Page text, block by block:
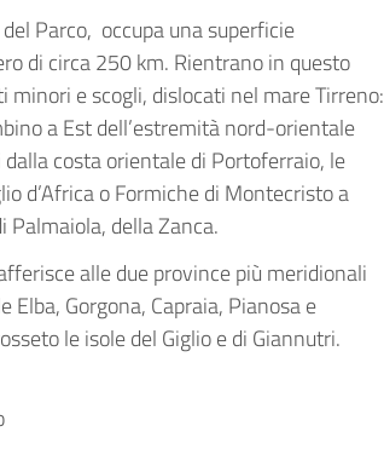
Parco, occupa una superficie
di circa 250 km. Rientrano in questo
e scogli, dislocati nel mare Tirreno:
a Est dell’estremità nord-orientale
dalla costa orientale di Portoferraio, le
d’Africa o Formiche di Montecristo a
Palmaiola, della Zanca.
alle due province più meridionali
Gorgona, Capraia, Pianosa e
le isole del Giglio e di Giannutri.